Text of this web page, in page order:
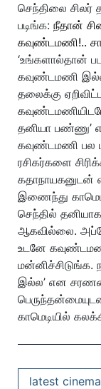
செந்திலை சிலர்
படிங்க: நீதான்
கவுண்டமணி!..
‘உங்களால்தான்
கவுண்டமணி
தலைக்கு
தனியா பண்ணு’
கவுண்டமணி பல
ரசிகர்களை
கதாநாயகனுடன்
இணைந்து
செந்தில்
ஆகவில்லை.
உடனே
மன்னிச்சிடுங்க.
இல்ல’ என
காமெடியில்
latest